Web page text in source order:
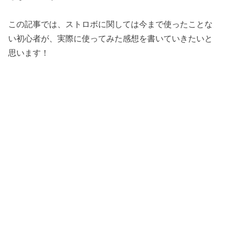
この記事では、ストロボに関しては今まで使ったことな
い初心者が、実際に使ってみた感想を書いていきたいと
思います！